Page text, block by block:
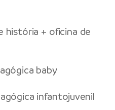
história + oficina de
baby
infantojuvenil